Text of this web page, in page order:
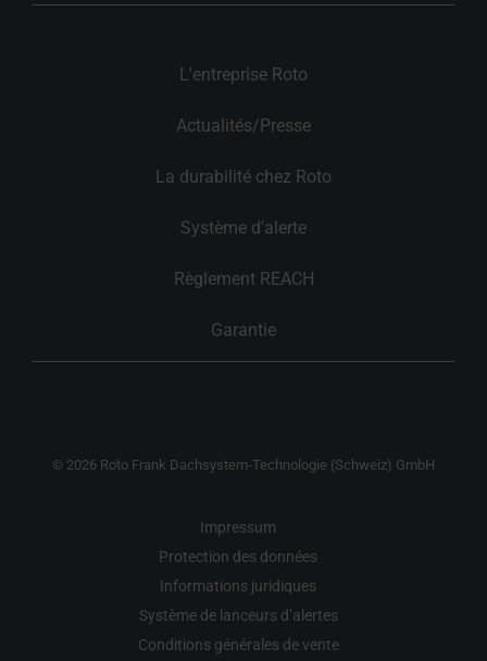
L'entreprise Roto
Actualités/Presse
La durabilité chez Roto
Système d'alerte
Règlement REACH
Garantie
© 2026 Roto Frank Dachsystem-Technologie (Schweiz) GmbH
Impressum
Protection des données
Informations juridiques
Système de lanceurs d’alertes
Conditions générales de vente